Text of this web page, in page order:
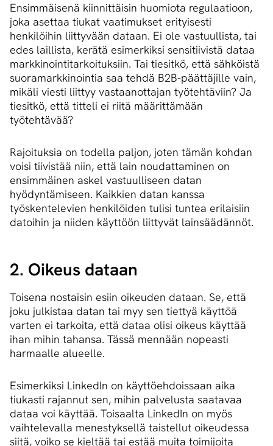
Ensimmäisenä kiinnittäisin huomiota regulaatioon,
joka asettaa tiukat vaatimukset erityisesti
henkilöihin liittyvään dataan. Ei ole vastuullista, tai
edes laillista, kerätä esimerkiksi sensitiivistä dataa
markkinointitarkoituksiin. Tai tiesitkö, että sähköistä
suoramarkkinointia saa tehdä B2B-päättäjille vain,
mikäli viesti liittyy vastaanottajan työtehtäviin? Ja
tiesitkö, että titteli ei riitä määrittämään
työtehtävää?
Rajoituksia on todella paljon, joten tämän kohdan
voisi tiivistää niin, että lain noudattaminen on
ensimmäinen askel vastuulliseen datan
hyödyntämiseen. Kaikkien datan kanssa
työskentelevien henkilöiden tulisi tuntea erilaisiin
datoihin ja niiden käyttöön liittyvät lainsäädännöt.
2. Oikeus dataan
Toisena nostaisin esiin oikeuden dataan. Se, että
joku julkistaa datan tai myy sen tiettyä käyttöä
varten ei tarkoita, että dataa olisi oikeus käyttää
ihan mihin tahansa. Tässä mennään nopeasti
harmaalle alueelle.
Esimerkiksi LinkedIn on käyttöehdoissaan aika
tiukasti rajannut sen, mihin palvelusta saatavaa
dataa voi käyttää. Toisaalta LinkedIn on myös
vaihtelevalla menestyksellä taistellut oikeudessa
siitä, voiko se kieltää tai estää muita toimijoita